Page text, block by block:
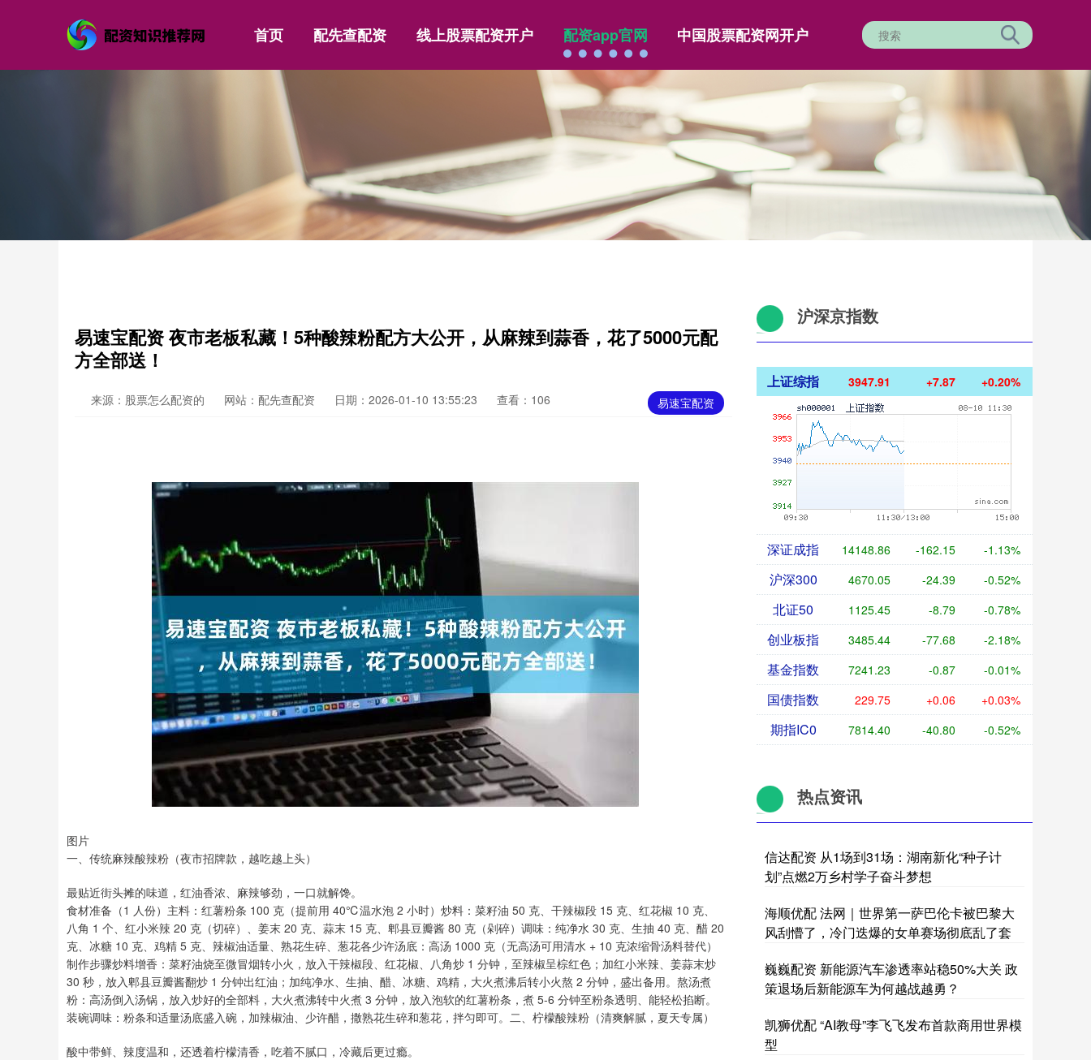
首页 配先查配资 线上股票配资开户 配资app官网 中国股票配资网开户
易速宝配资 夜市老板私藏！5种酸辣粉配方大公开，从麻辣到蒜香，花了5000元配
方全部送！
易速宝配资
来源：股票怎么配资的 网站：配先查配资 日期：2026-01-10 13:55:23 查看：106
图片
一、传统麻辣酸辣粉（夜市招牌款，越吃越上头）
最贴近街头摊的味道，红油香浓、麻辣够劲，一口就解馋。
食材准备（1 人份）主料：红薯粉条 100 克（提前用 40℃温水泡 2 小时）炒料：菜籽油 50 克、干辣椒段 15 克、红花椒 10 克、
八角 1 个、红小米辣 20 克（切碎）、姜末 20 克、蒜末 15 克、郫县豆瓣酱 80 克（剁碎）调味：纯净水 30 克、生抽 40 克、醋 20
克、冰糖 10 克、鸡精 5 克、辣椒油适量、熟花生碎、葱花各少许汤底：高汤 1000 克（无高汤可用清水 + 10 克浓缩骨汤料替代）
制作步骤炒料增香：菜籽油烧至微冒烟转小火，放入干辣椒段、红花椒、八角炒 1 分钟，至辣椒呈棕红色；加红小米辣、姜蒜末炒
30 秒，放入郫县豆瓣酱翻炒 1 分钟出红油；加纯净水、生抽、醋、冰糖、鸡精，大火煮沸后转小火熬 2 分钟，盛出备用。熬汤煮
粉：高汤倒入汤锅，放入炒好的全部料，大火煮沸转中火煮 3 分钟，放入泡软的红薯粉条，煮 5-6 分钟至粉条透明、能轻松掐断。
装碗调味：粉条和适量汤底盛入碗，加辣椒油、少许醋，撒熟花生碎和葱花，拌匀即可。二、柠檬酸辣粉（清爽解腻，夏天专属）
酸中带鲜、辣度温和，还透着柠檬清香，吃着不腻口，冷藏后更过瘾。
沪深京指数
上证综指 3947.91 +7.87 +0.20%
深证成指 14148.86 -162.15 -1.13%
沪深300 4670.05 -24.39 -0.52%
北证50 1125.45 -8.79 -0.78%
创业板指 3485.44 -77.68 -2.18%
基金指数 7241.23 -0.87 -0.01%
国债指数 229.75 +0.06 +0.03%
期指IC0 7814.40 -40.80 -0.52%
热点资讯
信达配资 从1场到31场：湖南新化“种子计
划”点燃2万乡村学子奋斗梦想
海顺优配 法网｜世界第一萨巴伦卡被巴黎大
风刮懵了，冷门迭爆的女单赛场彻底乱了套
巍巍配资 新能源汽车渗透率站稳50%大关 政
策退场后新能源车为何越战越勇？
凯狮优配 “AI教母”李飞飞发布首款商用世界模
型